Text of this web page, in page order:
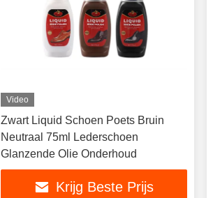
Video
Zwart Liquid Schoen Poets Bruin
Neutraal 75ml Lederschoen
Glanzende Olie Onderhoud
Krijg Beste Prijs